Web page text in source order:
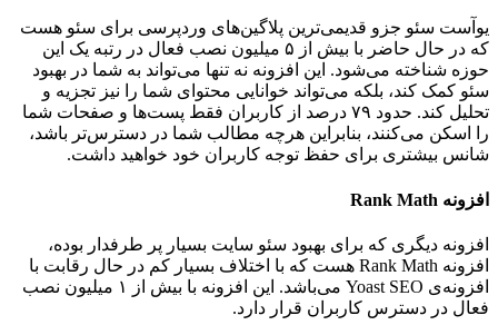
یوآست سئو جزو قدیمی‌ترین پلاگین‌های وردپرسی برای سئو هست
که در حال حاضر با بیش از ۵ میلیون نصب فعال در رتبه یک این
حوزه شناخته می‌شود. این افزونه نه تنها می‌تواند به شما در بهبود
سئو کمک کند، بلکه می‌تواند خوانایی محتوای شما را نیز تجزیه و
تحلیل کند. حدود ۷۹ درصد از کاربران فقط پست‌ها و صفحات شما
را اسکن می‌کنند، بنابراین هرچه مطالب شما در دسترس‌تر باشد،
شانس بیشتری برای حفظ توجه کاربران خود خواهید داشت.
افزونه‌ Rank Math
افزونه‌ دیگری که برای بهبود سئو سایت بسیار پر طرفدار بوده،
افزونه‌ Rank Math هست که با اختلاف بسیار کم در حال رقابت با
افزونه‌ی Yoast SEO می‌باشد. این افزونه با بیش از ۱ میلیون نصب
فعال در دسترس کاربران قرار دارد.